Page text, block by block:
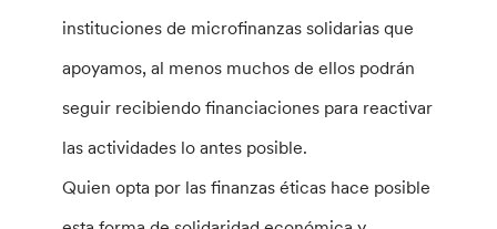
instituciones de microfinanzas solidarias que
apoyamos, al menos muchos de ellos podrán
seguir recibiendo financiaciones para reactivar
las actividades lo antes posible.
Quien opta por las finanzas éticas hace posible